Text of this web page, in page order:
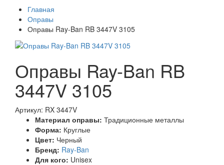
Главная
Оправы
Оправы Ray-Ban RB 3447V 3105
Оправы Ray-Ban RB
3447V 3105
Артикул: RX 3447V
Материал оправы: Традиционные металлы
Форма: Круглые
Цвет: Черный
Бренд: Ray-Ban
Для кого: Unisex